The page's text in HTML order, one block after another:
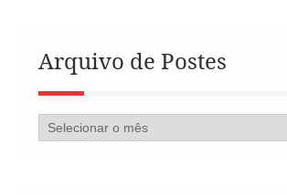
Arquivo de Postes
Arquivo
de